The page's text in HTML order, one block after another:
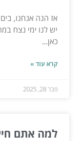
אז הנה אנחנו,
יש לנו ימי נצח
כאן...
קרא עוד »
פבר 28, 2025
למה אתם